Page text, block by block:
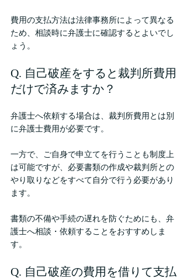
費用の支払方法は法律事務所によって異なる
ため、相談時に弁護士に確認するとよいでし
ょう。
Q. 自己破産をすると裁判所費用
だけで済みますか？
弁護士へ依頼する場合は、裁判所費用とは別
に弁護士費用が必要です。
一方で、ご自身で申立てを行うことも制度上
は可能ですが、必要書類の作成や裁判所との
やり取りなどをすべて自分で行う必要があり
ます。
書類の不備や手続の遅れを防ぐためにも、弁
護士へ相談・依頼することをおすすめしま
す。
Q. 自己破産の費用を借りて支払